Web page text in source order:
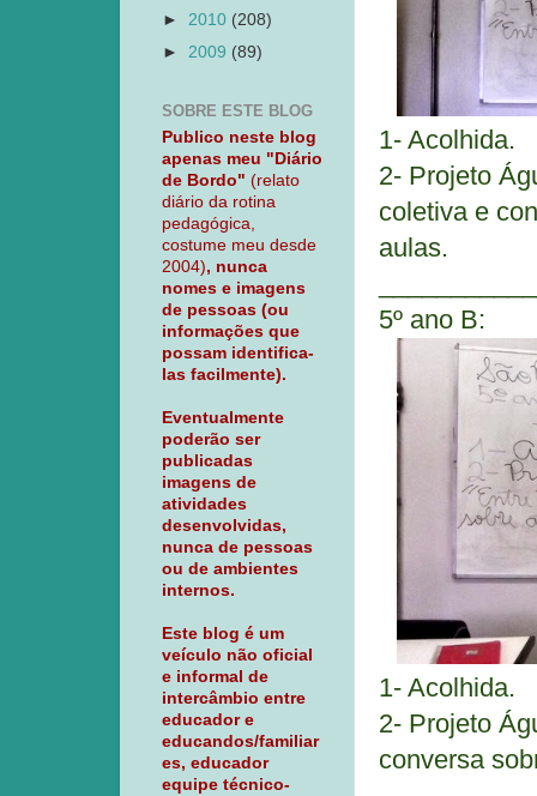
1- Acolhida.
2- Projeto
coletiva e
aulas.
5º ano B:
1- Acolhida.
2- Projeto
conversa
► 2010 (208)
► 2009 (89)
SOBRE ESTE BLOG
Publico neste blog
apenas meu "Diário
de Bordo" (relato
diário da rotina
pedagógica,
costume meu desde
2004), nunca
nomes e imagens
de pessoas (ou
informações que
possam identifica-
las facilmente).
Eventualmente
poderão ser
publicadas
imagens de
atividades
desenvolvidas,
nunca de pessoas
ou de ambientes
internos.
Este blog é um
veículo não oficial
e informal de
intercâmbio entre
educador e
educandos/familiar
es, educador
equipe técnico-